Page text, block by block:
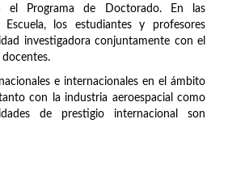
el Programa de Doctorado. En las
los estudiantes y profesores
investigadora conjuntamente con el
e internacionales en el ámbito
con la industria aeroespacial como
de prestigio internacional son